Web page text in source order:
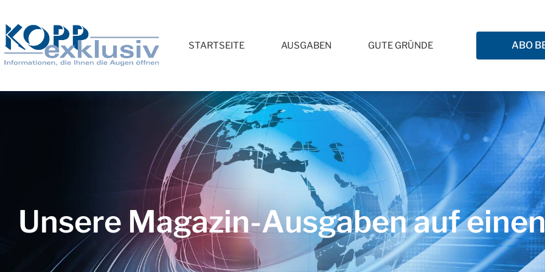
STARTSEITE AUSGABEN GUTE GRÜNDE ABO
Unsere Magazin-Ausgaben auf